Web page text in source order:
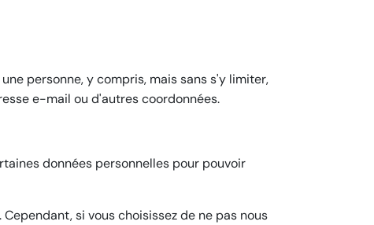
personne, y compris, mais sans s'y limiter,
e-mail ou d'autres coordonnées.
données personnelles pour pouvoir
si vous choisissez de ne pas nous